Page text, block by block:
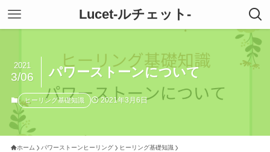
Lucet-ルチェット-
パワーストーンについて
2021
3/06
ヒーリング基礎知識 2021年3月6日
ホーム パワーストーンヒーリング ヒーリング基礎知識